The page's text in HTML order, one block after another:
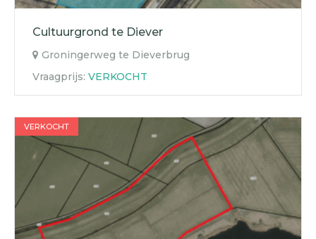
Cultuurgrond te Diever
Groningerweg te Dieverbrug
Vraagprijs: VERKOCHT
VERKOCHT